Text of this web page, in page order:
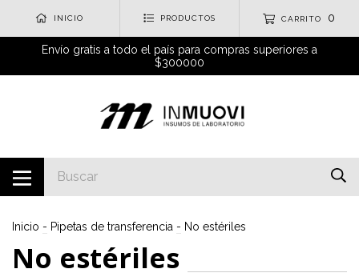
INICIO PRODUCTOS CARRITO 0
Envío gratis a todo el país para compras superiores a
$300000
Inicio - Pipetas de transferencia - No estériles
No estériles